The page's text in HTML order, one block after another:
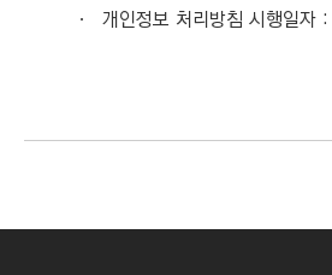
ㆍ
개인정보 처리방침 시행일